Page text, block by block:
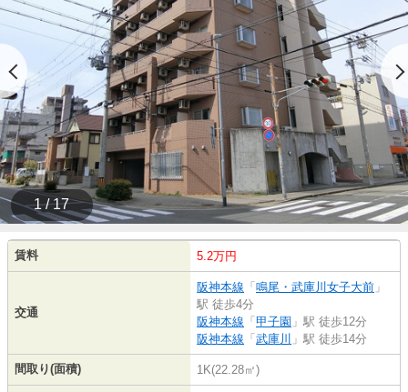
1 / 17
賃料 5.2万円
交通
阪神本線 「 鳴尾・武庫川女子大前 」
駅 徒歩4分
阪神本線 「 甲子園 」駅 徒歩12分
阪神本線 「 武庫川 」駅 徒歩14分
間取り(面積) 1K(22.28㎡)